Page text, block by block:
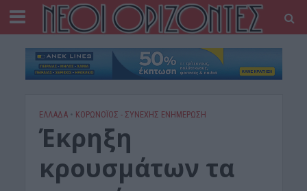
ΕΛΛΑΔΑ • ΚΟΡΩΝΟΪΟΣ - ΣΥΝΕΧΗΣ ΕΝΗΜΕΡΩΣΗ
Έκρηξη
κρουσμάτων τα